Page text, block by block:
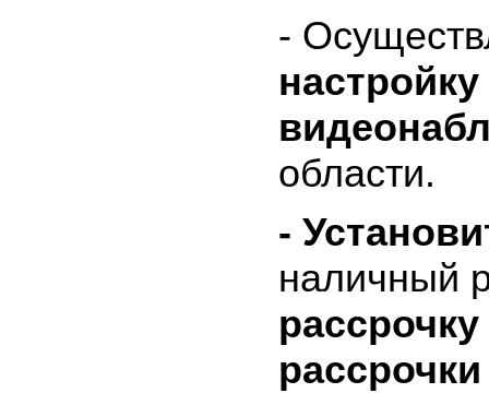
-
области.
-
наличный